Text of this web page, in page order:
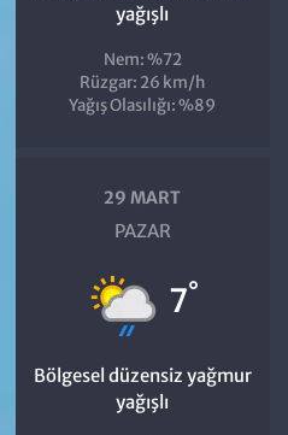
yağışlı
Nem: %72
Rüzgar: 26 km/h
Yağış Olasılığı: %89
29 MART
PAZAR
7°
Bölgesel düzensiz yağmur
yağışlı